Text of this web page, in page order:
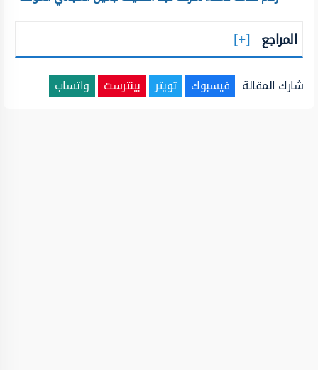
المراجع
شارك المقالة فيسبوك تويتر بينترست واتساب